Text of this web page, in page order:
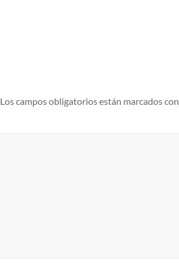
Los campos obligatorios están marcados con